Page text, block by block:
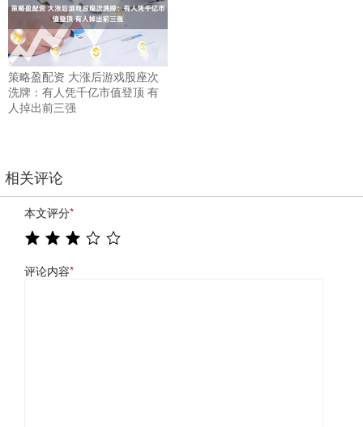
策略盈配资 大涨后游戏股座次
洗牌：有人凭千亿市值登顶 有
人掉出前三强
相关评论
本文评分*
评论内容*